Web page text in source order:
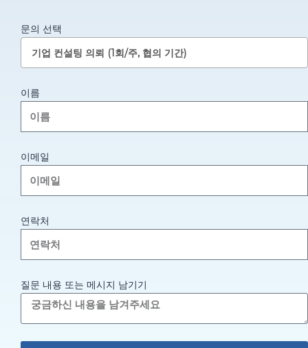
문의 선택
기업 컨설팅 의뢰 (1회/주, 협의 기간)
이름
이메일
연락처
질문 내용 또는 메시지 남기기